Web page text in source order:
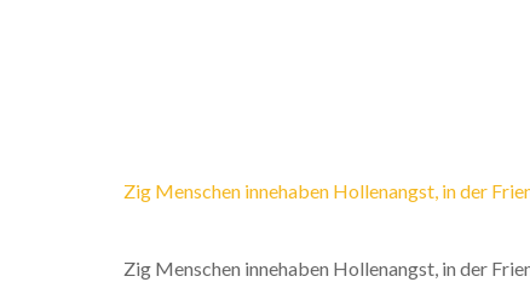
Zig Menschen innehaben Hollenangst, in der
Zig Menschen innehaben Hollenangst, in der